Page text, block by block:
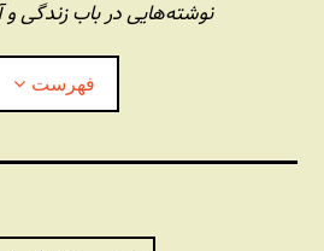
e
d
I
n
نوشته‌هایی در باب زندگی و
فهرست